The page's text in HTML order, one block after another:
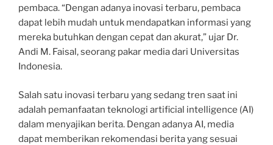
pembaca. “Dengan adanya inovasi terbaru, pembaca
dapat lebih mudah untuk mendapatkan informasi yang
mereka butuhkan dengan cepat dan akurat,” ujar Dr.
Andi M. Faisal, seorang pakar media dari Universitas
Indonesia.
Salah satu inovasi terbaru yang sedang tren saat ini
adalah pemanfaatan teknologi artificial intelligence (AI)
dalam menyajikan berita. Dengan adanya AI, media
dapat memberikan rekomendasi berita yang sesuai